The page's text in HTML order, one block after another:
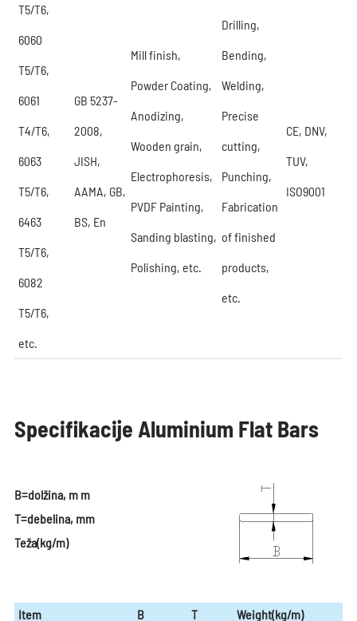
T5/T6,
6060
T5/T6,
6061
T4/T6,
6063
T5/T6,
6463
T5/T6,
6082
T5/T6,
etc.
GB 5237-
2008,
JISH,
AAMA, GB,
BS, En
Mill finish,
Powder Coating,
Anodizing,
Wooden grain,
Electrophoresis,
PVDF Painting,
Sanding blasting,
Polishing, etc.
Drilling,
Bending,
Welding,
Precise
cutting,
Punching,
Fabrication
of finished
products,
etc.
CE, DNV,
TUV,
ISO9001
Specifikacije Aluminium Flat Bars
B=dolžina, m m
T=debelina, mm
Teža(kg/m)
Item B T
Weight(kg/m)